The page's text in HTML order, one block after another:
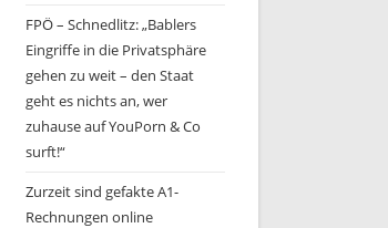
FPÖ – Schnedlitz: „Bablers
Eingriffe in die Privatsphäre
gehen zu weit – den Staat
geht es nichts an, wer
zuhause auf YouPorn & Co
surft!“
Zurzeit sind gefakte A1-
Rechnungen online